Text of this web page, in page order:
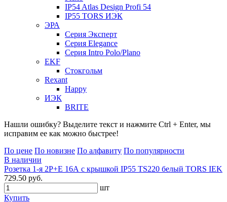
IP54 Atlas Design Profi 54
IP55 TORS ИЭК
ЭРА
Серия Эксперт
Серия Elegance
Серия Intro Polo/Plano
EKF
Стокгольм
Rexant
Happy
ИЭК
BRITE
Нашли ошибку? Выделите текст и нажмите Ctrl + Enter, мы
исправим ее как можно быстрее!
По цене По новизне По алфавиту По популярности
В наличии
Розетка 1-я 2Р+Е 16А с крышкой IP55 TS220 белый TORS IEK
729.50 руб.
шт
Купить